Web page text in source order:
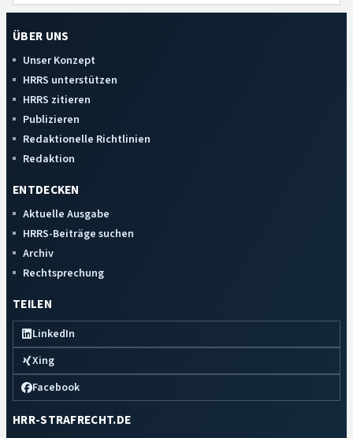
ÜBER UNS
Unser Konzept
HRRS unterstützen
HRRS zitieren
Publizieren
Redaktionelle Richtlinien
Redaktion
ENTDECKEN
Aktuelle Ausgabe
HRRS-Beiträge suchen
Archiv
Rechtsprechung
TEILEN
LinkedIn
Xing
Facebook
HRR-STRAFRECHT.DE